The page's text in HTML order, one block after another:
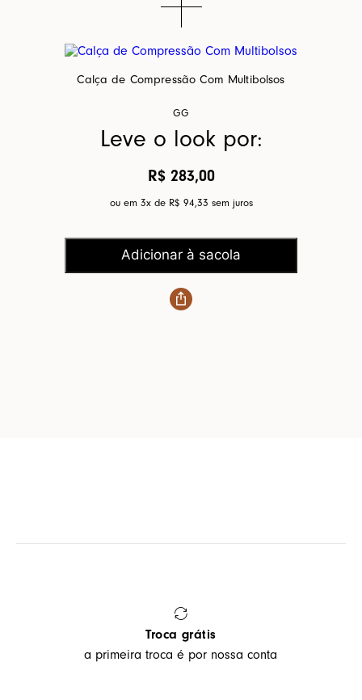
Calça de Compressão Com Multibolsos
GG
Leve o look por:
R$ 283,00
ou em 3x de R$ 94,33 sem juros
Adicionar à sacola
Troca grátis
a primeira troca é por nossa conta